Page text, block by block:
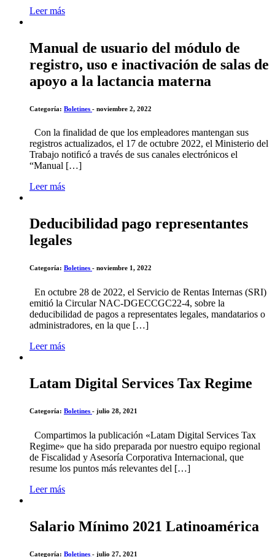
Leer más
Manual de usuario del módulo de
registro, uso e inactivación de salas de
apoyo a la lactancia materna
Categoría: Boletines - noviembre 2, 2022
Con la finalidad de que los empleadores mantengan sus
registros actualizados, el 17 de octubre 2022, el Ministerio del
Trabajo notificó a través de sus canales electrónicos el
“Manual […]
Leer más
Deducibilidad pago representantes
legales
Categoría: Boletines - noviembre 1, 2022
En octubre 28 de 2022, el Servicio de Rentas Internas (SRI)
emitió la Circular NAC-DGECCGC22-4, sobre la
deducibilidad de pagos a representates legales, mandatarios o
administradores, en la que […]
Leer más
Latam Digital Services Tax Regime
Categoría: Boletines - julio 28, 2021
Compartimos la publicación «Latam Digital Services Tax
Regime» que ha sido preparada por nuestro equipo regional
de Fiscalidad y Asesoría Corporativa Internacional, que
resume los puntos más relevantes del […]
Leer más
Salario Mínimo 2021 Latinoamérica
Categoría: Boletines - julio 27, 2021